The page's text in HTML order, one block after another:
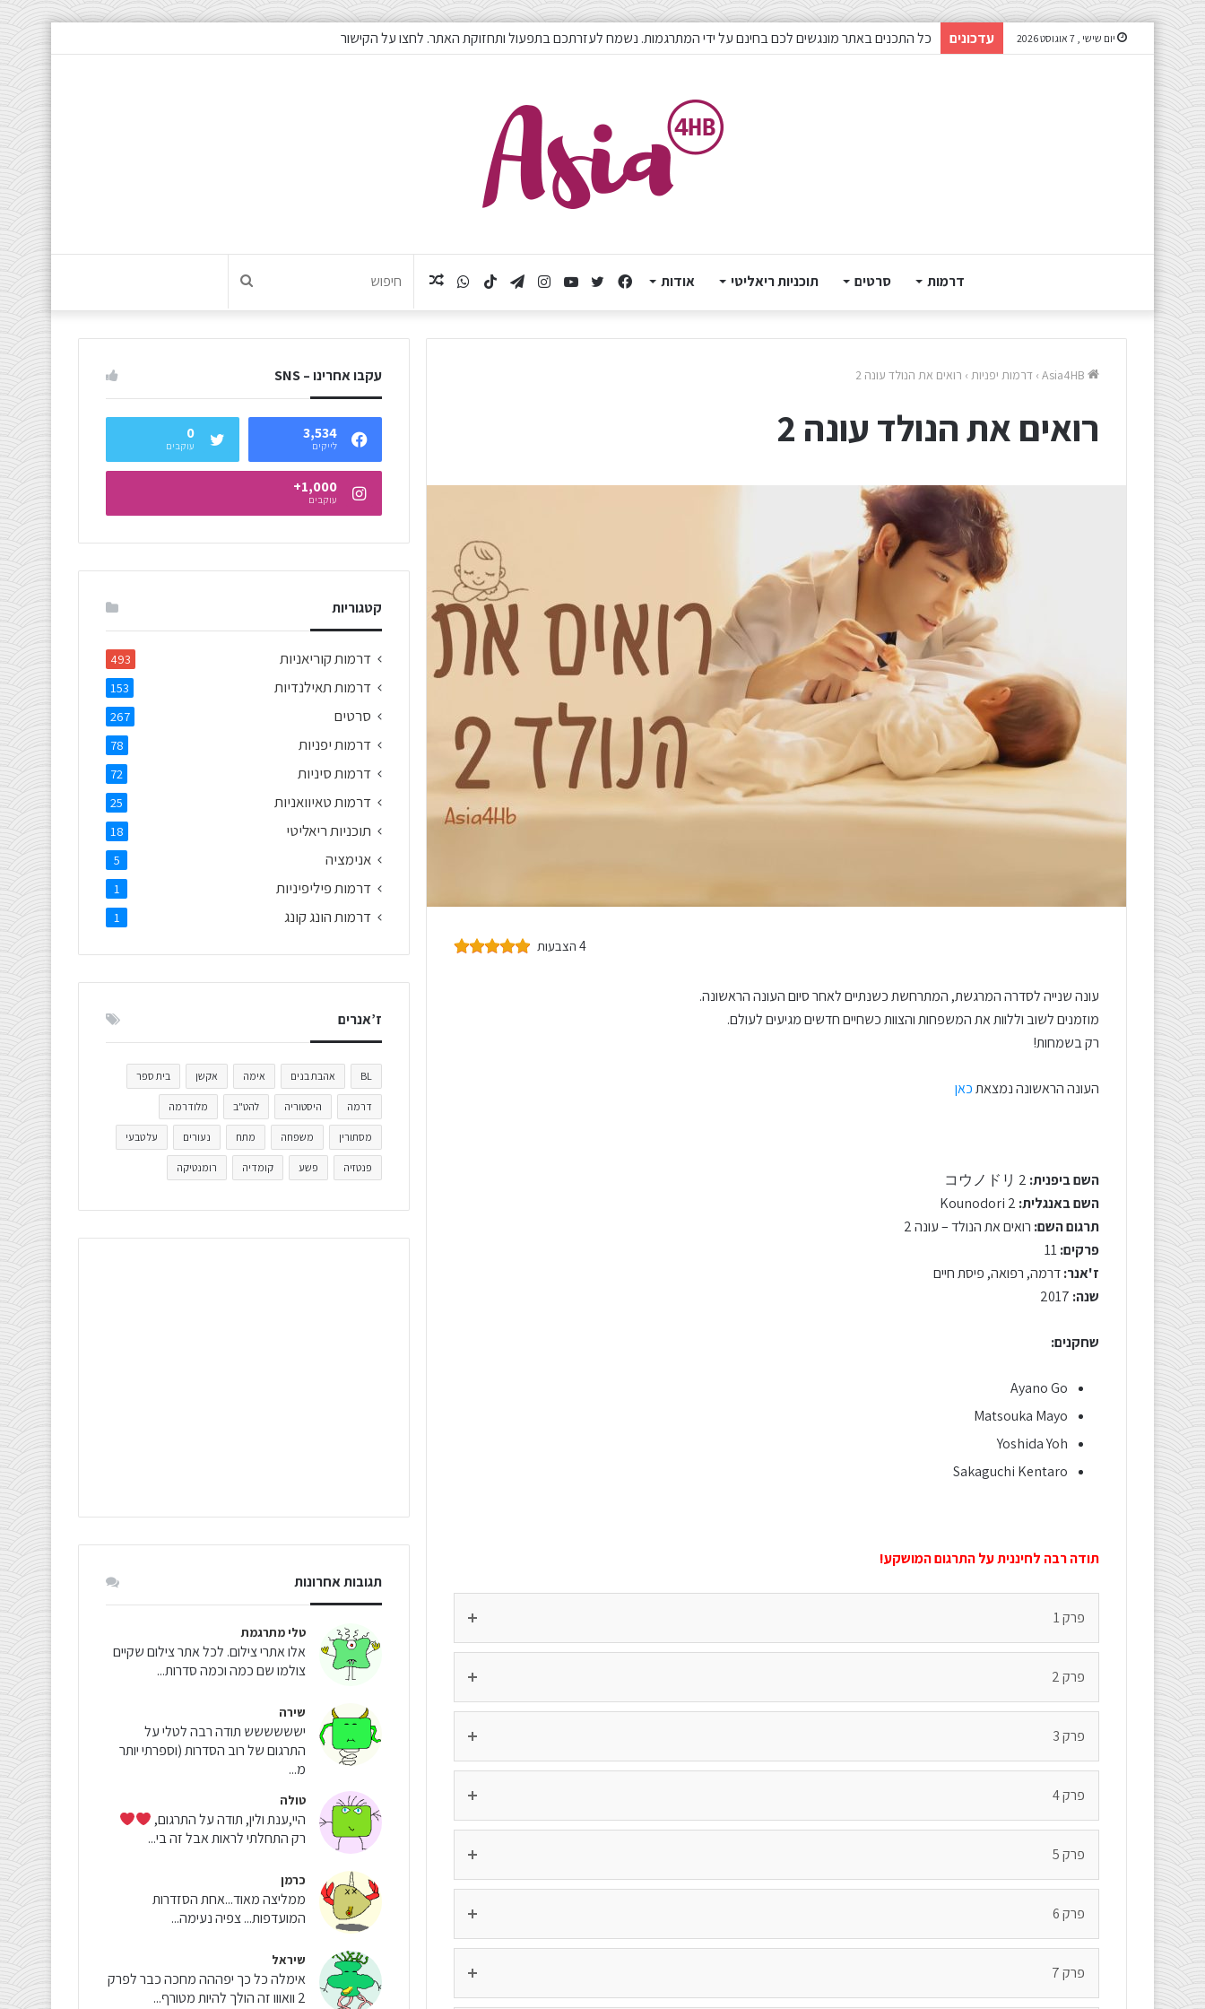
יום שישי , 7 אוגוסט 2026 עדכונים כל התכנים באתר מונגשים לכם בחינם על ידי המתרגמות. נשמח לעזרתכם בתפעול ותחזוקת האתר. לחצו על הקישור
דרמות סרטים תוכניות ריאליטי אודות
אקראי
WhatsAppTikTokTelegramInstagramYouTubeTwitterFacebook
› דרמות יפניות › רואים את הנולד עונה 2
רואים את הנולד עונה 2
4 הצבעות
עונה שנייה לסדרה המרגשת, המתרחשת כשנתיים לאחר סיום העונה הראשונה.
מוזמנים לשוב וללוות את המשפחות והצוות כשחיים חדשים מגיעים לעולם.
רק בשמחות!
העונה הראשונה נמצאתכאן
השם ביפנית: コウノドリ 2
השם באנגלית:
תרגום השם: רואים את הנולד – עונה 2
פרקים:11
ז'אנר:דרמה, רפואה, פיסת חיים
שנה: 2017
שחקנים:
Ayano Go
Matsouka Mayo
Yoshida Yoh
Sakaguchi Kentaro
תודה רבה לחיננית על התרגום המושקע!
פרק 1
פרק 2
פרק 3
פרק 4
פרק 5
פרק 6
פרק 7
עקבו אחרינו – SNS
3,534
לייקים
0
עוקבים
1,000+
עוקבים
קטגוריות
דרמות קוריאניות 493
דרמות תאילנדיות 153
סרטים 267
דרמות יפניות 78
דרמות סיניות 72
דרמות טאיוואניות 25
תוכניות ריאליטי 18
אנימציה 5
דרמות פיליפיניות 1
דרמות הונג קונג 1
ז’אנרים
BL אהבת בנים אימה אקשן בית ספר
דרמה היסטוריה להט"ב מלודרמה
מסתורין משפחה מתח נעורים על טבעי
פנטזיה פשע קומדיה רומנטיקה
תגובות אחרונות
טלי מתרגמת
אלו אתרי צילום. לכל אתר צילום שקיים
צולמו שם כמה וכמה סדרות...
שירה
ישששששש תודה רבה לטלי על
התרגום של רוב הסדרות (וספרתי יותר
מ...
טולה
היי,ענת ולין, תודה על התרגום,
רק התחלתי לראות אבל זה בי...
כרמן
ממליצה מאוד...אחת הסזדרות
המועדפות... צפיה נעימה...
שיראל
אימלה כל כך יפההה מחכה כבר לפרק
2 וואווו זה הולך להיות מטורף...